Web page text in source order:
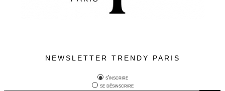
NEWSLETTER TRENDY PARIS
s'inscrire
se désinscrire